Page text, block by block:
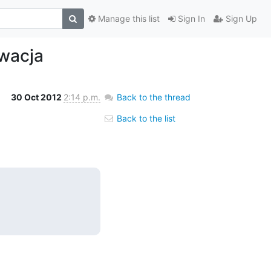
Sign In Sign Up
Manage this list
30 Oct 2012 2:14 p.m. Back to the thread
Back to the list